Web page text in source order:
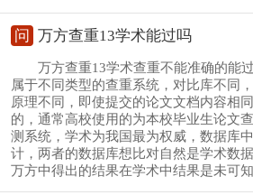
问 万方查重13学术能过吗
万方查重13学术查重不能准确的能
属于不同类型的查重系统，对比库不同
原理不同，即使提交的论文文档内容相
的，通常高校使用的为本校毕业生论文
测系统，学术为我国最为权威，数据库
计，两者的数据库想比对自然是学术数
万方中得出的结果在学术中结果是未可知